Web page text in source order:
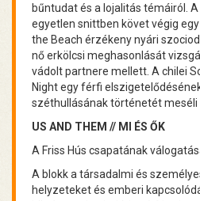
bűntudat és a lojalitás témáiról.
egyetlen snittben követ végig
the Beach érzékeny nyári
nő erkölcsi meghasonlását
vádolt partnere mellett. A chilei
Night egy férfi
széthullásának történetét meséli
US AND THEM // MI ÉS ŐK
A Friss Hús csapatának
A blokk a társadalmi és
helyzeteket és emberi